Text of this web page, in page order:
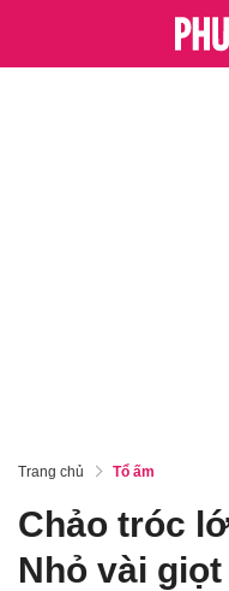
Trang chủ Tổ ấm
Chảo tróc
Nhỏ vài